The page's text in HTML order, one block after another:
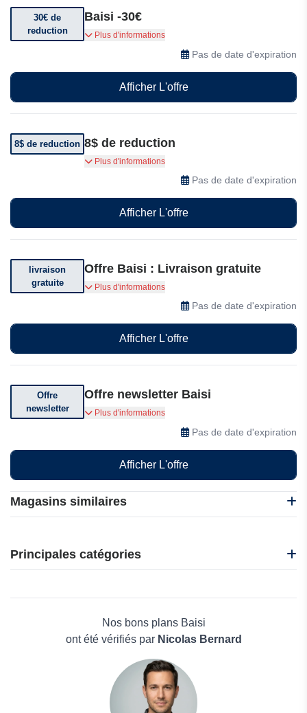
Magasins similaires
BadassBox
C-Total
Ma source d'Aloe
Principales catégories
Boissons
Nos bons plans Baisi
ont été vérifiés par Nicolas Bernard
30€ de
reduction
Baisi -30€
30€ de réduction sur une sélection d'articles
Plus d'informations
Pas de date d'expiration
Afficher L'offre
8$ de reduction 8$ de reduction
Obtenez 8$ de réduction sur votre commande
Plus d'informations
Pas de date d'expiration
Afficher L'offre
livraison
gratuite
Offre Baisi : Livraison gratuite
Livraison offerte sur votre commande
Plus d'informations
Pas de date d'expiration
Afficher L'offre
Offre
newsletter
Offre newsletter Baisi
Abonnez-vous pour bénéficier de réductions
Plus d'informations
Pas de date d'expiration
Afficher L'offre